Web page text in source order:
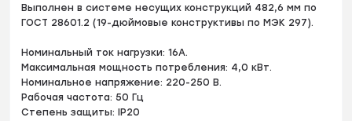
Выполнен в системе несущих конструкций 482,6 мм по
ГОСТ 28601.2 (19-дюймовые конструктивы по МЭК 297).
Номинальный ток нагрузки: 16А.
Максимальная мощность потребления: 4,0 кВт.
Номинальное напряжение: 220-250 В.
Рабочая частота: 50 Гц
Степень защиты: IP20